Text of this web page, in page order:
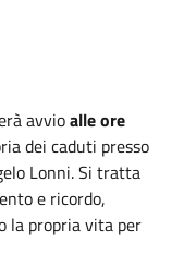
avvioalle ore
dei caduti presso
Lonni. Si tratta
e ricordo,
la propria vita per